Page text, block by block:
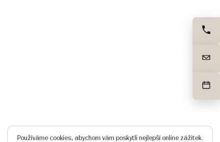
Používáme cookies, abychom vám poskytli nejlepší online zážitek.